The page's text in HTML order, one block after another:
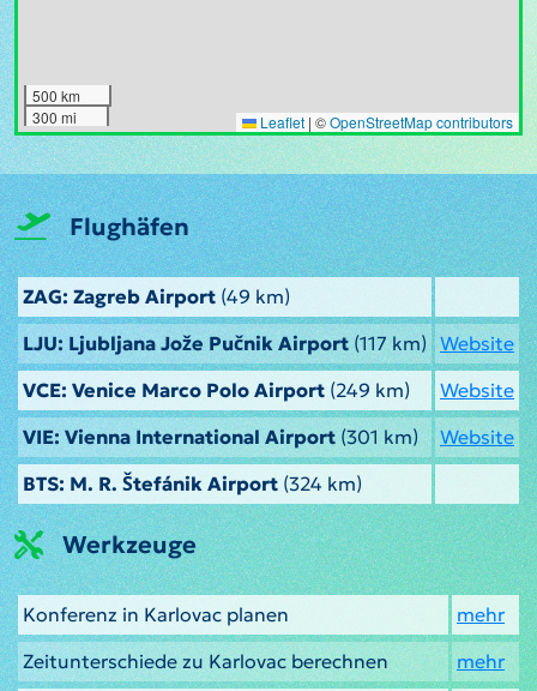
500 km
300 mi
Leaflet | ©OpenStreetMap contributors
Flughäfen
ZAG: Zagreb Airport (49 km)
LJU: Ljubljana Jože Pučnik Airport(117 km) Website
VCE: Venice Marco Polo Airport (249 km)
Website
VIE: Vienna International Airport(301 km)
Website
BTS: M. R. Štefánik Airport (324 km)
Werkzeuge
Konferenz in Karlovac planen
mehr
Zeitunterschiede zu Karlovac berechnen
mehr